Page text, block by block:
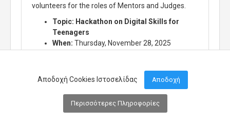
Αποδοχή Cookies Ιστοσελίδας Αποδοχή
Περισσότερες Πληροφορίες
volunteers for the roles of Mentors and Judges.
Topic: Hackathon on Digital Skills for
Teenagers
When: Thursday, November 28, 2025
Announcement 29th of Oct, 2025